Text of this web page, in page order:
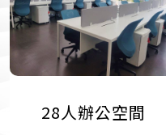
28人辦公空間